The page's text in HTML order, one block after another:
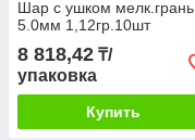
Шар с ушком мелк.грань
5.0мм 1,12гр.10шт
8 818,42 ₸/
упаковка
Купить